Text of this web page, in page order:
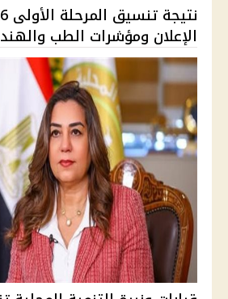
الإعلان ومؤشرات الطب